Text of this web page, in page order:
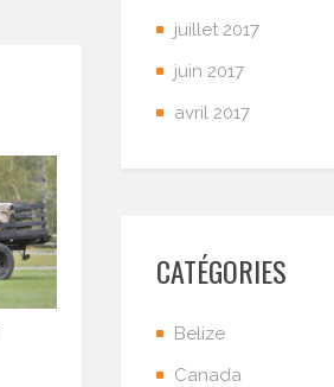
juillet 2017
juin 2017
avril 2017
CATÉGORIES
Belize
Canada